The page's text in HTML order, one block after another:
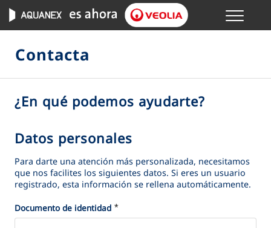
Menu
VER TODAS LAS GESTIONES
TU SERVICIO
VER TODAS LAS GESTIONES
TU AGUA
VER TODAS LAS GESTIONES
Contacta
S
l
c
c
o
¿En qué podemos ayudarte?
D
a
t
o
s
p
Datos personales
Para darte una atención más personalizada, necesitamos
que nos facilites los siguientes datos. Si eres un usuario
registrado, esta información se rellena automáticamente.
*
Documento de identidad *